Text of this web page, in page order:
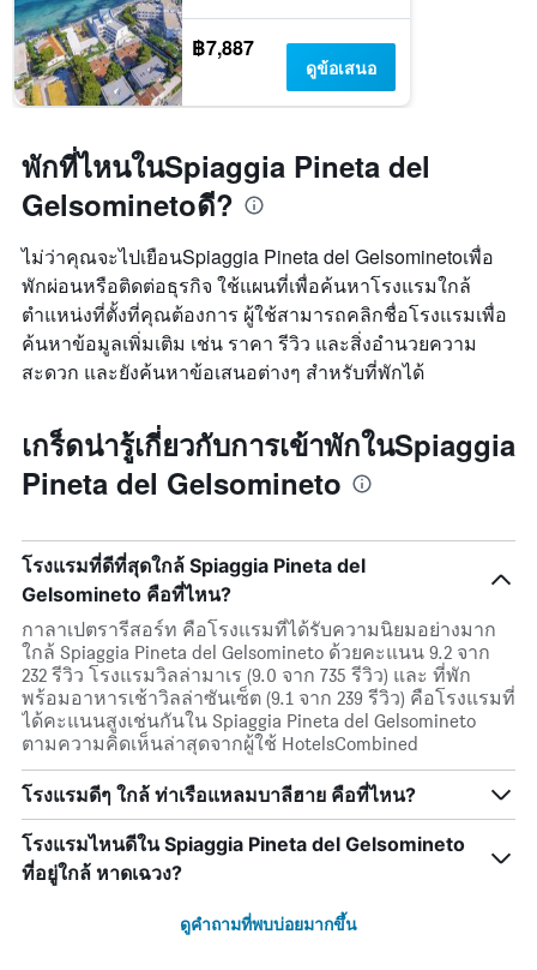
฿7,887
ดูข้อเสนอ
พักที่ไหนในSpiaggia Pineta del
Gelsominetoดี?
ไม่ว่าคุณจะไปเยือนSpiaggia Pineta del Gelsominetoเพื่อ
พักผ่อนหรือติดต่อธุรกิจ ใช้แผนที่เพื่อค้นหาโรงแรมใกล้
ตำแหน่งที่ตั้งที่คุณต้องการ ผู้ใช้สามารถคลิกชื่อโรงแรมเพื่อ
ค้นหาข้อมูลเพิ่มเติม เช่น ราคา รีวิว และสิ่งอำนวยความ
สะดวก และยังค้นหาข้อเสนอต่างๆ สำหรับที่พักได้
เกร็ดน่ารู้เกี่ยวกับการเข้าพักในSpiaggia
Pineta del Gelsomineto
โรงแรมที่ดีที่สุดใกล้ Spiaggia Pineta del
Gelsomineto คือที่ไหน?
กาลาเปตรารีสอร์ท คือโรงแรมที่ได้รับความนิยมอย่างมาก
ใกล้ Spiaggia Pineta del Gelsomineto ด้วยคะแนน 9.2 จาก
232 รีวิว โรงแรมวิลล่ามาเร (9.0 จาก 735 รีวิว) และ ที่พัก
พร้อมอาหารเช้าวิลล่าซันเซ็ต (9.1 จาก 239 รีวิว) คือโรงแรมที่
ได้คะแนนสูงเช่นกันใน Spiaggia Pineta del Gelsomineto
ตามความคิดเห็นล่าสุดจากผู้ใช้ HotelsCombined
โรงแรมดีๆ ใกล้ ท่าเรือแหลมบาลีฮาย คือที่ไหน?
โรงแรมไหนดีใน Spiaggia Pineta del Gelsomineto
ที่อยู่ใกล้ หาดเฉวง?
ดูคำถามที่พบบ่อยมากขึ้น